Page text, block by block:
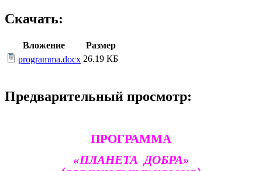
Скачать:
Вложение
Размер
programma.docx 26.19 КБ
Предварительный просмотр:
ПРОГРАММА
«ПЛАНЕТА ДОБРА»